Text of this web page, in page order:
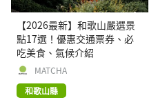
【2026最新】和歌山嚴選景
點17選！優惠交通票券、必
吃美食、氣候介紹
MATCHA
和歌山縣